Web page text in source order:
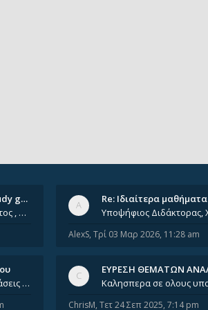
Ομαδικά ιδιαίτερα/ Study group
Έχοντας φτάσει πια 8ο έτος , χρωστώντας ακόμη πολλά και χωρίς καμία όρεξη ούτε να διαβάσω μόνος μου ούτε να παρακολουθήσ
Re: Ιδιαίτερα μαθήματα
AlexS, Τρί 03 Μαρ 2026, 11:28 am
Καλησπέρα, έχετε προτάσεις για συγγράμματα της ανόργανης χημείας? Είμαι ανάμεσα σε Λιοδάκη, Chung και Atkins
ChrisM, Τετ 24 Σεπ 2025, 7:14 pm